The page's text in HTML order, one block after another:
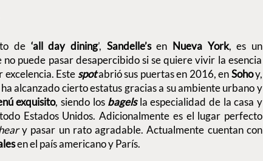
de ‘all day dining’, Sandelle’sen Nueva York, es un
no puede pasar desapercibido si se quiere vivir la esencia
excelencia. Estespotabrió sus puertas en 2016, enSohoy,
alcanzado cierto estatus gracias a su ambiente urbano y
exquisito, siendo los bagelsla especialidad de la casa y
Estados Unidos. Adicionalmente es el lugar perfecto
y pasar un rato agradable. Actualmente cuentan con
en el país americano y París.